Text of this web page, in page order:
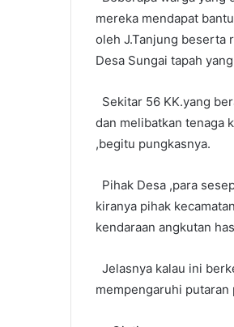
mereka mendapat
oleh J.Tanjung beserta
Desa Sungai tapah
Sekitar 56 KK.yang
dan melibatkan tenaga
,begitu pungkasnya.
Pihak Desa ,para
kiranya pihak
kendaraan angkutan
Jelasnya kalau ini
mempengaruhi putaran